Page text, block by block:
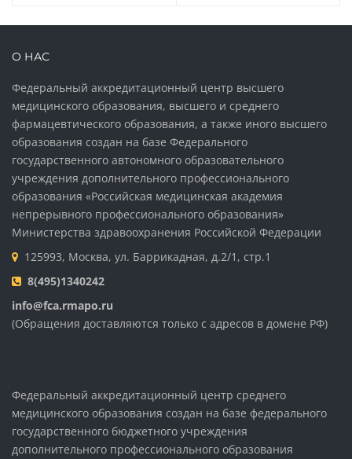
О НАС
Федеральный аккредитационный центр высшего
медицинского образования, высшего и среднего
фармацевтического образования, а также иного высшего
образования создан на базе Федерального
государственного автономного образовательного
учреждения дополнительного профессионального
образования «Российская медицинская академия
непрерывного профессионального образования»
Министерства здравоохранения Российской Федерации
125993, Москва, ул. Баррикадная, д.2/1, стр.1
8(495)1340242
info@fca.rmapo.ru
(Обращения доставляются только с адресов в домене РФ)
Федеральный аккредитационный центр среднего
медицинского образования создан на базе федерального
государственного бюджетного учреждения
дополнительного профессионального образования